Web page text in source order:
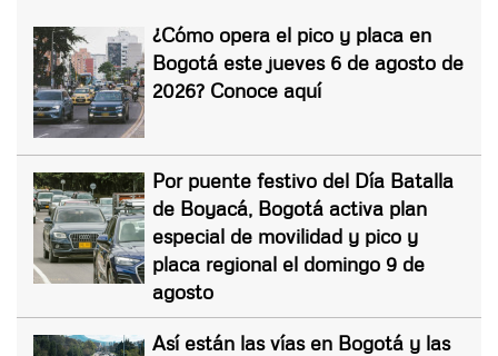
¿Cómo opera el pico y placa en
Bogotá este jueves 6 de agosto de
2026? Conoce aquí
Por puente festivo del Día Batalla
de Boyacá, Bogotá activa plan
especial de movilidad y pico y
placa regional el domingo 9 de
agosto
Así están las vías en Bogotá y las